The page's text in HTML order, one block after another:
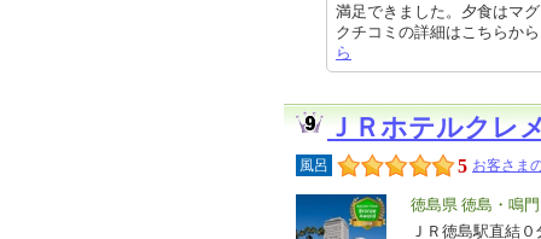
満足できました。夕食はマ
クチコミの詳細はこちら
ら
ＪＲホテルクレ
風呂 5 お客さま
エ
リ
徳島県 徳島・鳴門
特
ＪＲ徳島駅直結